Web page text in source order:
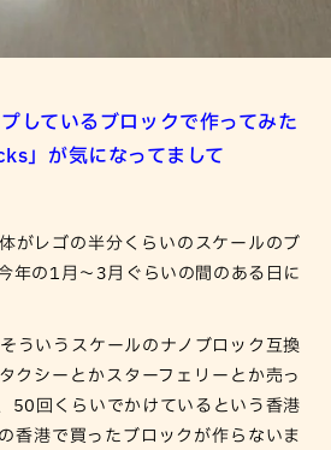
しているブロックで作ってみた
」が気になってまして
がレゴの半分くらいのスケールのブ
年の1月〜3月ぐらいの間のある日に
ういうスケールのナノブロック互換
クシーとかスターフェリーとか売っ
50回くらいでかけているという香港
香港で買ったブロックが作らないま